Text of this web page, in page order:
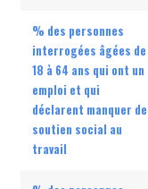
% des personnes
interrogées âgées de
18 à 64 ans qui ont un
emploi et qui
déclarent manquer de
soutien social au
travail